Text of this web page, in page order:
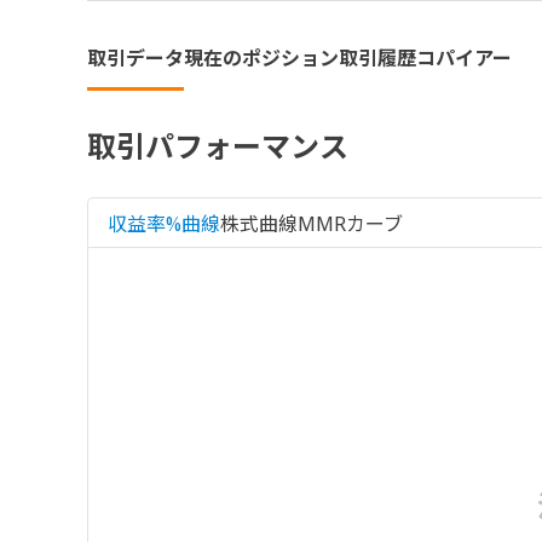
取引データ現在のポジション取引履歴コパイアー
取引パフォーマンス
収益率%曲線株式曲線MMRカーブ